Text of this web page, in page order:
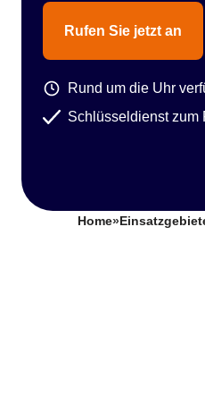
Rufen Sie jetzt an
Rund um die Uhr
Schlüsseldienst zum
Home»